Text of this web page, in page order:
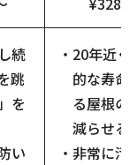
続
跳
を
い
・20年近
的な寿
る屋根
減らせ
・非常に